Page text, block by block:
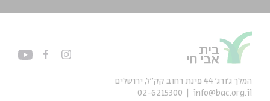
המלך ג'ורג' 44 פינת רחוב קק״ל, ירושלים
info@bac.org.il
02-6215300